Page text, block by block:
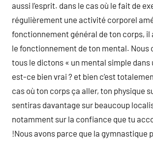
aussi l’esprit. dans le cas où le fait de
régulièrement une activité corporel
fonctionnement général de ton corps, il
le fonctionnement de ton mental. Nous
tous le dictons « un mental simple dans
est-ce bien vrai ? et bien c’est
cas où ton corps ça aller, ton physique
sentiras davantage sur beaucoup
notamment sur la confiance que tu
!Nous avons parce que la gymnastique